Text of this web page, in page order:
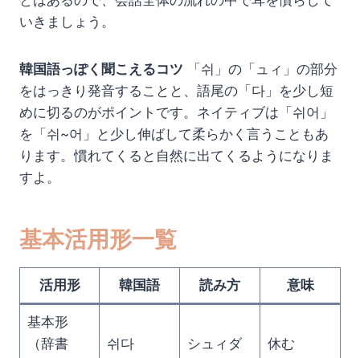
いきましょう。
韓国語っぽく聞こえるコツ 「쉬」の「ュィ」の部分
をはっきり発音することと、語尾の「다」を少し短
めに切るのがポイントです。ネイティブは「쉬어」
を「쉬~어」と少し伸ばして柔らかく言うこともあ
ります。慣れてくると自然に出てくるようになりま
すよ。
基本活用形一覧
活用形 韓国語 読み方 意味
基本形
（辞書
쉬다 シュィダ 休む